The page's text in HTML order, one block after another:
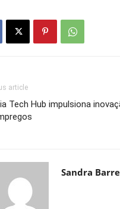
article
Tech Hub impulsiona
Sandra